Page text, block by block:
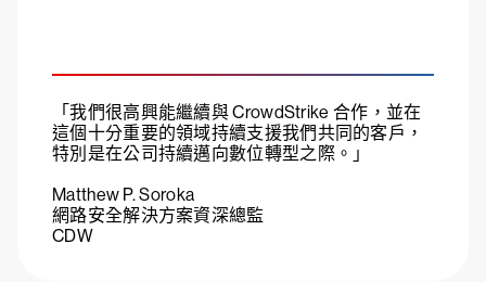
「我們很高興能繼續與 CrowdStrike 合作，並在
這個十分重要的領域持續支援我們共同的客戶，
特別是在公司持續邁向數位轉型之際。」
Matthew P. Soroka
網路安全解決方案資深總監
CDW